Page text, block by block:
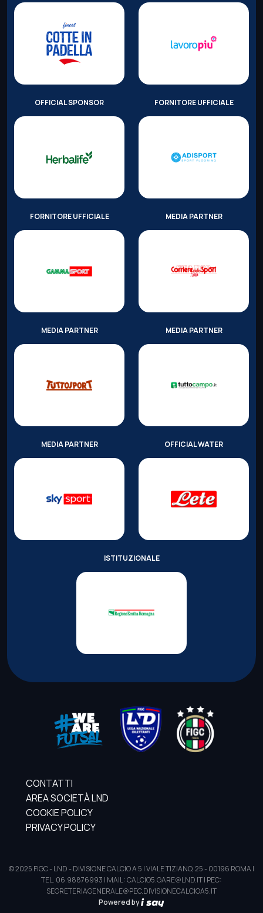
OFFICIAL SPONSOR FORNITORE UFFICIALE
FORNITORE UFFICIALE MEDIA PARTNER
MEDIA PARTNER MEDIA PARTNER
MEDIA PARTNER OFFICIAL WATER
ISTITUZIONALE
CONTATTI
AREA SOCIETÀ LND
COOKIE POLICY
PRIVACY POLICY
© 2025 FIGC - LND - DIVISIONE CALCIO A 5 | VIALE TIZIANO, 25 - 00196 ROMA |
TEL. 06.98876993 | MAIL: CALCIO5.GARE@LND.IT | PEC:
SEGRETERIAGENERALE@PEC.DIVISIONECALCIOA5.IT
Powered by